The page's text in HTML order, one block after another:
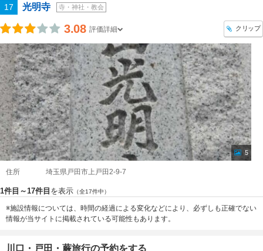
17 光明寺 寺・神社・教会
3.08 評価詳細 クリップ
5
住所 埼玉県戸田市上戸田2-9-7
1件目～17件目 を表示 （全17件中）
※施設情報については、時間の経過による変化などにより、必ずしも正確でない
情報が当サイトに掲載されている可能性もあります。
川口・戸田・蕨旅行の予約をする